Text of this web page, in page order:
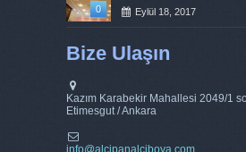
0 Eylül 18, 2017
Bize Ulaşın
Kazım Karabekir Mahallesi 2049/1
Etimesgut / Ankara
info@alcipanalciboya.com